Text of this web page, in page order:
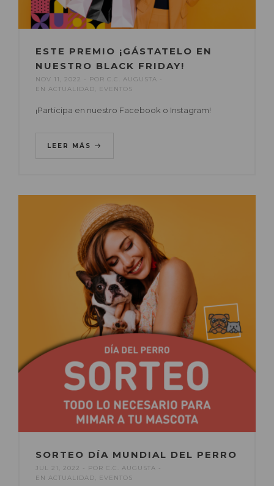
ESTE PREMIO ¡GÁSTATELO EN
NUESTRO BLACK FRIDAY!
NOV 11, 2022 POR C.C. AUGUSTA
EN ACTUALIDAD EVENTOS
¡Participa en nuestro Facebook o Instagram!
LEER MÁS
SORTEO DÍA MUNDIAL DEL PERRO
JUL 21, 2022 POR C.C. AUGUSTA
EN ACTUALIDAD EVENTOS